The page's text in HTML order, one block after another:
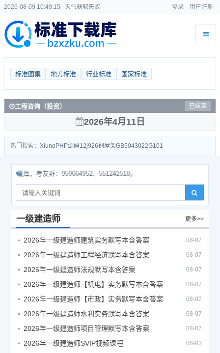
2026-08-09 10:49:16 天气获取失败 登录 用户注册
标准图集 地方标准 行业标准 国家标准
工程咨询（投资） 已结束
2026年4月11日
热门搜索： Xiuno PHP源码12j926钢屋架GB5043022G101
库，考友群：959664952、551242518。
一级建造师 更多>>
2026年一级建造师建筑实务默写本含答案 08-07
2026年一级建造师工程经济默写本含答案 08-07
2026年一级建造师法规默写本含答案 08-07
2026年一级建造师【机电】实务默写本含答案 08-07
2026年一级建造师【市政】实务默写本含答案 08-07
2026年一级建造师水利实务默写本含答案 08-07
2026年一级建造师项目管理默写本含答案 08-07
2026年一级建造师SVIP视频课程 08-03